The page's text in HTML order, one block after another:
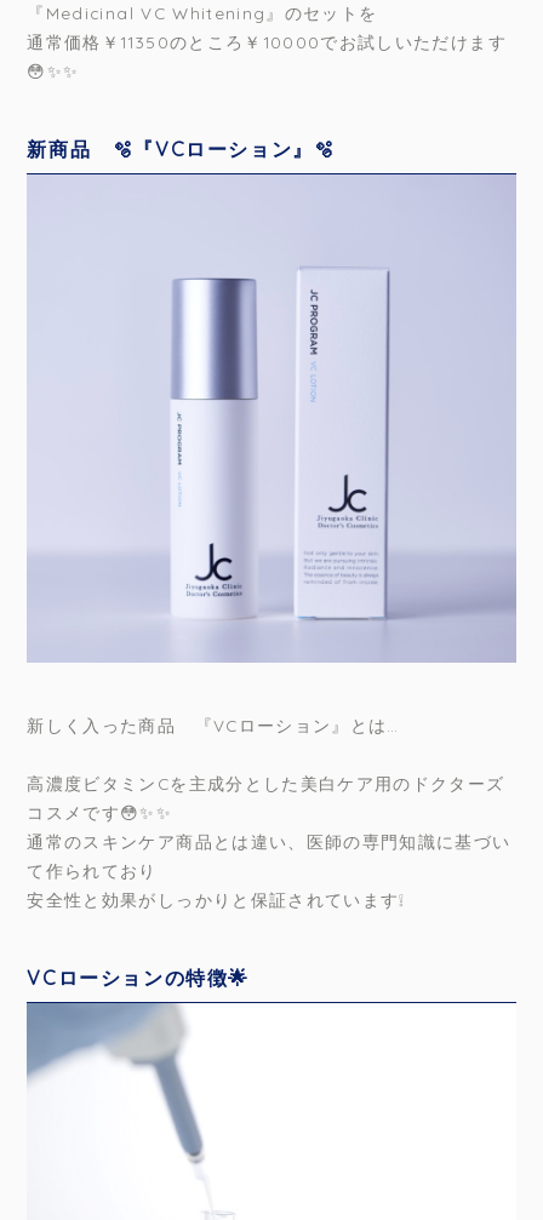
『Medicinal VC Whitening』のセットを
通常価格￥11350のところ￥10000でお試しいただけます
😳✨✨
新商品 🫧『VCローション』🫧
新しく入った商品 『VCローション』とは…
高濃度ビタミンCを主成分とした美白ケア用のドクターズ
コスメです😳✨✨
通常のスキンケア商品とは違い、医師の専門知識に基づい
て作られており
安全性と効果がしっかりと保証されています❕
VCローションの特徴🌟